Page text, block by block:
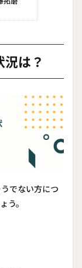
は？
でない方につ
う。